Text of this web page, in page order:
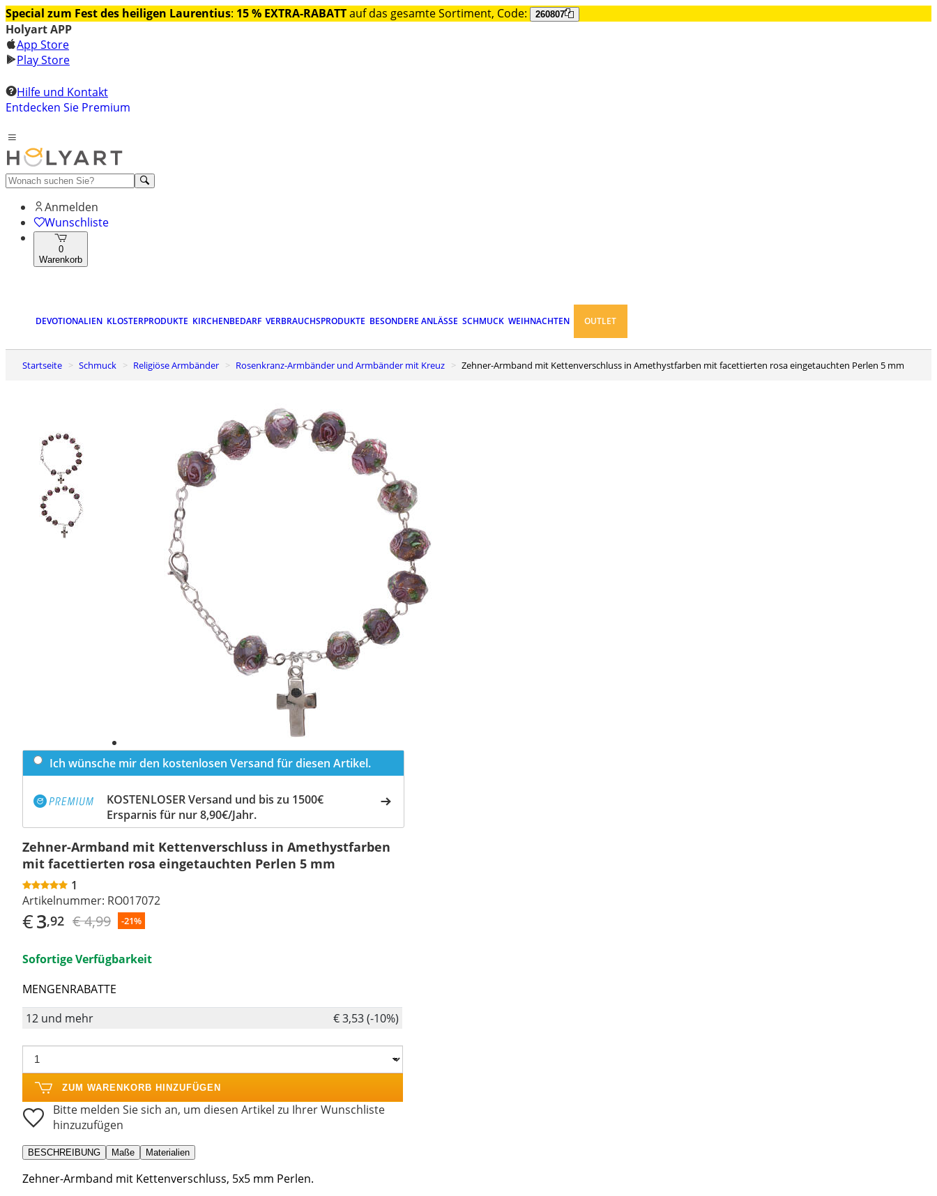
Special zum Fest des heiligen Laurentius: 15 % EXTRA-RABATTauf das gesamte Sortiment, Code: 260807
Holyart APP
App Store
Play Store
Hilfe und Kontakt
Entdecken Sie Premium
Anmelden
Wunschliste
0
Warenkorb
DEVOTIONALIEN KLOSTERPRODUKTE KIRCHENBEDARF VERBRAUCHSPRODUKTE BESONDERE ANLÄSSE SCHMUCK WEIHNACHTEN OUTLET
Startseite Schmuck Religiöse Armbänder Rosenkranz-Armbänder und Armbänder mit Kreuz Zehner-Armband mit Kettenverschluss in Amethystfarben mit facettierten rosa eingetauchten Perlen 5 mm
Ich wünsche mir den kostenlosen Versand für diesen Artikel.
KOSTENLOSER Versand und bis zu 1500€
Ersparnis für nur 8,90€/Jahr.
Zehner-Armband mit Kettenverschluss in Amethystfarben
mit facettierten rosa eingetauchten Perlen 5 mm
1
Artikelnummer: RO017072
€3,92 € 4,99 -21%
Sofortige Verfügbarkeit
MENGENRABATTE
12 und mehr
€ 3,53 (-10%)
ZUM WARENKORB HINZUFÜGEN
Bitte melden Sie sich an, um diesen Artikel zu Ihrer Wunschliste
hinzuzufügen
BESCHREIBUNG Maße Materialien
Zehner-Armband mit Kettenverschluss, 5x5 mm Perlen.